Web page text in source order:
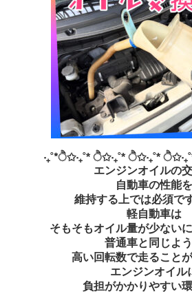
‧₊˚*ੈ✩‧₊˚* ੈ✩‧₊˚* ੈ✩‧₊˚*
エンジンオイルの
自動車の性能を
軽自動車は
そもそもオイル量が少ない
普通車と同じよ
高い回転数で走ること
エンジンオイル
負担がかかりやすい